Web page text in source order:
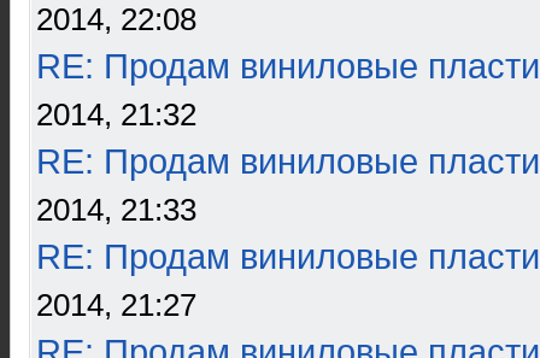
2014, 22:08
RE: Продам виниловые
2014, 21:32
RE: Продам виниловые
2014, 21:33
RE: Продам виниловые
2014, 21:27